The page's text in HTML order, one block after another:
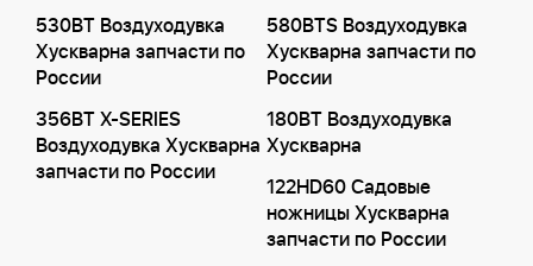
530BT Воздуходувка
Хускварна запчасти по
России
580BTS Воздуходувка
Хускварна запчасти по
России
356BT X-SERIES
Воздуходувка Хускварна
запчасти по России
180BT Воздуходувка
Хускварна
122HD60 Садовые
ножницы Хускварна
запчасти по России